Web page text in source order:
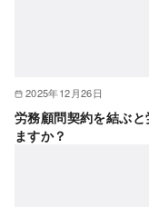
2025年12月26日
労務顧問契約を結ぶ
ますか？